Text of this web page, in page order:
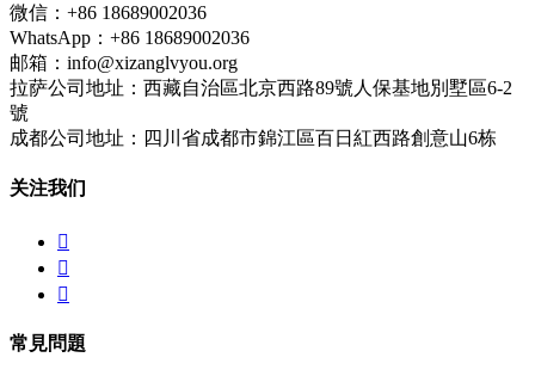
微信：+86 18689002036
WhatsApp：+86 18689002036
邮箱：info@xizanglvyou.org
拉萨公司地址：西藏自治區北京西路89號人保基地別墅區6-2
號
成都公司地址：四川省成都市錦江區百日紅西路創意山6栋
关注我们



常見問題